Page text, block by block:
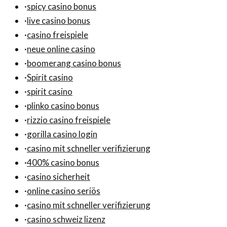
·spicy casino bonus
·live casino bonus
·casino freispiele
·neue online casino
·boomerang casino bonus
·Spirit casino
·spirit casino
·plinko casino bonus
·rizzio casino freispiele
·gorilla casino login
·casino mit schneller verifizierung
·400% casino bonus
·casino sicherheit
·online casino seriös
·casino mit schneller verifizierung
·casino schweiz lizenz